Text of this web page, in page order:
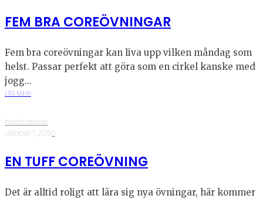
FEM BRA COREÖVNINGAR
Fem bra coreövningar kan liva upp vilken måndag som
helst. Passar perfekt att göra som en cirkel kanske med
jogg...
LÄS MER!
healthstories
·oktober 7, 2015·0
EN TUFF COREÖVNING
Det är alltid roligt att lära sig nya övningar, här kommer